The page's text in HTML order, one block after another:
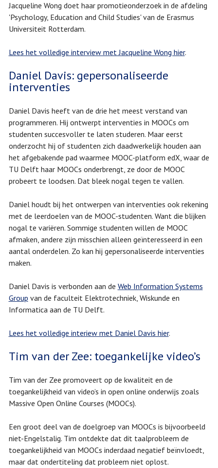
Jacqueline Wong doet haar promotieonderzoek in de afdeling
'Psychology, Education and Child Studies' van de Erasmus
Universiteit Rotterdam.
Lees het volledige interview met Jacqueline Wong hier.
Daniel Davis: gepersonaliseerde
interventies
Daniel Davis heeft van de drie het meest verstand van
programmeren. Hij ontwerpt interventies in MOOCs om
studenten succesvoller te laten studeren. Maar eerst
onderzocht hij of studenten zich daadwerkelijk houden aan
het afgebakende pad waarmee MOOC-platform edX, waar de
TU Delft haar MOOCs onderbrengt, ze door de MOOC
probeert te loodsen. Dat bleek nogal tegen te vallen.
Daniel houdt bij het ontwerpen van interventies ook rekening
met de leerdoelen van de MOOC-studenten. Want die blijken
nogal te variëren. Sommige studenten willen de MOOC
afmaken, andere zijn misschien alleen geïnteresseerd in een
aantal onderdelen. Zo kan hij gepersonaliseerde interventies
maken.
Daniel Davis is verbonden aan de Web Information Systems
Group van de faculteit Elektrotechniek, Wiskunde en
Informatica aan de TU Delft.
Lees het volledige interiew met Daniel Davis hier.
Tim van der Zee: toegankelijke video’s
Tim van der Zee promoveert op de kwaliteit en de
toegankelijkheid van video’s in open online onderwijs zoals
Massive Open Online Courses (MOOCs).
Een groot deel van de doelgroep van MOOCs is bijvoorbeeld
niet-Engelstalig. Tim ontdekte dat dit taalprobleem de
toegankelijkheid van MOOCs inderdaad negatief beïnvloedt,
maar dat ondertiteling dat probleem niet oplost.